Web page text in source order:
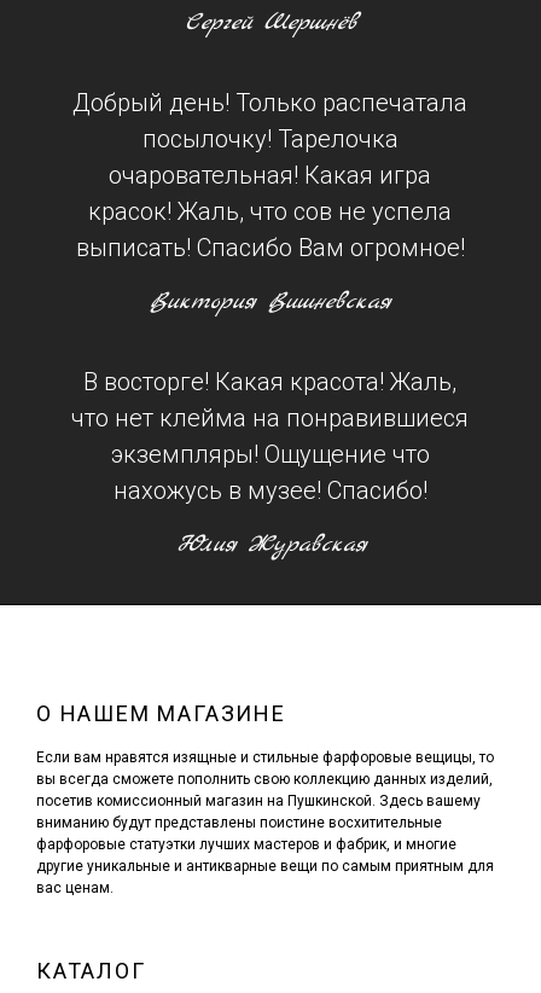
Сергей Шершнёв
Добрый день! Только распечатала
посылочку! Тарелочка
очаровательная! Какая игра
красок! Жаль, что сов не успела
выписать! Спасибо Вам огромное!
Виктория Вишневская
В восторге! Какая красота! Жаль,
что нет клейма на понравившиеся
экземпляры! Ощущение что
нахожусь в музее! Спасибо!
Юлия Журавская
О НАШЕМ МАГАЗИНЕ
Если вам нравятся изящные и стильные фарфоровые вещицы, то
вы всегда сможете пополнить свою коллекцию данных изделий,
посетив комиссионный магазин на Пушкинской. Здесь вашему
вниманию будут представлены поистине восхитительные
фарфоровые статуэтки лучших мастеров и фабрик, и многие
другие уникальные и антикварные вещи по самым приятным для
вас ценам.
КАТАЛОГ